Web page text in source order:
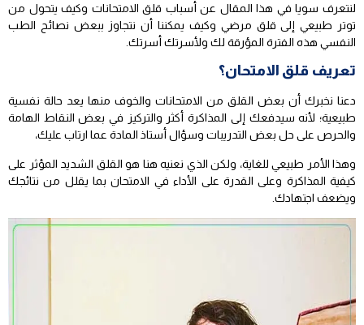
لنتعرف سويا في هذا المقال عن أسباب قلق الامتحانات وكيف يتحول من
توتر طبيعي إلى قلق مرضي وكيف يمكننا أن نتجاوز ببعض نصائح الطب
النفسي هذه الفترة المؤرقة لك ولأسرتك أسرتك.
تعريف قلق الامتحان؟
دعنا نخبرك أن بعض القلق من الامتحانات والخوف منها يعد حالة نفسية
طبيعية؛ لأنه سيدفعك إلى المذاكرة أكثر والتركيز في بعض النقاط الهامة
والحرص على حل بعض التدريبات وسؤال أستاذ المادة عما ارتاب عليك،
وهذا الأمر طبيعي للغاية، ولكن الذي نعنيه هنا هو القلق الشديد المؤثر على
كيفية المذاكرة وعلى القدرة على الأداء في الامتحان بما يقلل من نتائجك
ويضعف اجتهادك.